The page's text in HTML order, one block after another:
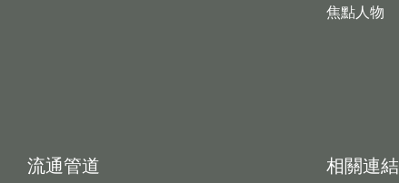
焦點人物
流通管道 相關連結